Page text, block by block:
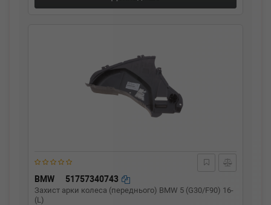
BMW 51757340743
Захист арки колеса (переднього) BMW 5 (G30/F90) 16-
(L)